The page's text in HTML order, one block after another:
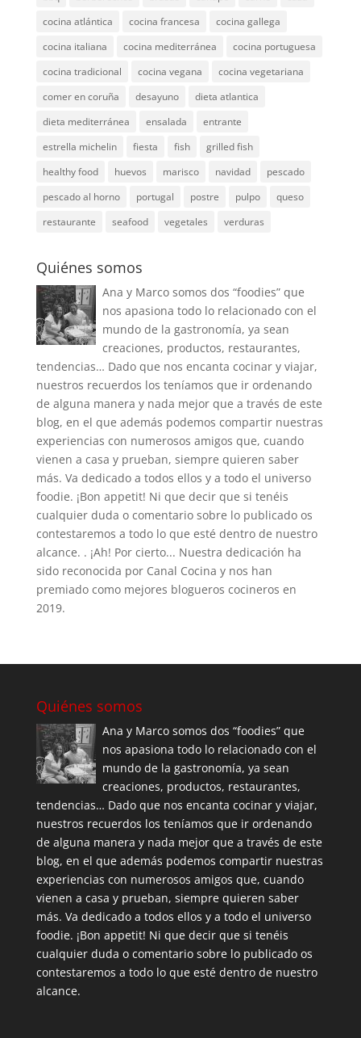
cocina atlántica
cocina francesa
cocina gallega
cocina italiana
cocina mediterránea
cocina portuguesa
cocina tradicional
cocina vegana
cocina vegetariana
comer en coruña
desayuno
dieta atlantica
dieta mediterránea
ensalada
entrante
estrella michelin
fiesta fish
grilled fish
healthy food
huevos marisco navidad
pescado
pescado al horno
portugal postre pulpo
queso
restaurante
seafood vegetales verduras
Quiénes somos
Ana y Marco somos dos “foodies” que
nos apasiona todo lo relacionado con el
mundo de la gastronomía, ya sean
creaciones, productos, restaurantes,
tendencias… Dado que nos encanta cocinar y viajar,
nuestros recuerdos los teníamos que ir ordenando
de alguna manera y nada mejor que a través de este
blog, en el que además podemos compartir nuestras
experiencias con numerosos amigos que, cuando
vienen a casa y prueban, siempre quieren saber
más. Va dedicado a todos ellos y a todo el universo
foodie. ¡Bon appetit! Ni que decir que si tenéis
cualquier duda o comentario sobre lo publicado os
contestaremos a todo lo que esté dentro de nuestro
alcance. . ¡Ah! Por cierto... Nuestra dedicación ha
sido reconocida por Canal Cocina y nos han
premiado como mejores blogueros cocineros en
2019.
Quiénes somos
Ana y Marco somos dos “foodies” que
nos apasiona todo lo relacionado con el
mundo de la gastronomía, ya sean
creaciones, productos, restaurantes,
tendencias… Dado que nos encanta cocinar y viajar,
nuestros recuerdos los teníamos que ir ordenando
de alguna manera y nada mejor que a través de este
blog, en el que además podemos compartir nuestras
experiencias con numerosos amigos que, cuando
vienen a casa y prueban, siempre quieren saber
más. Va dedicado a todos ellos y a todo el universo
foodie. ¡Bon appetit! Ni que decir que si tenéis
cualquier duda o comentario sobre lo publicado os
contestaremos a todo lo que esté dentro de nuestro
alcance.